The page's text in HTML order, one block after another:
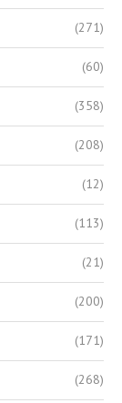
(271)
(60)
(358)
(208)
(12)
(113)
(21)
(200)
(171)
(268)